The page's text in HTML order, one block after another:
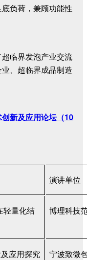
负荷，兼顾功能性
临界发泡产业交流
、超临界成品制造
新及应用论坛（10
演讲单位
轻量化结
博理科技
应用探究 宁波致微